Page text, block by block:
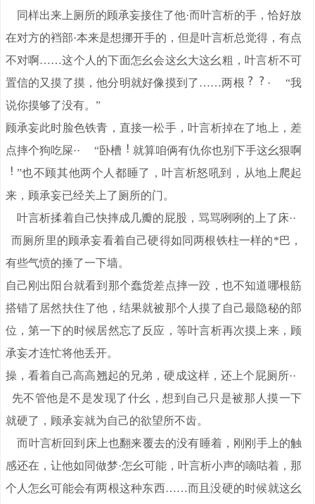
同样出来上厕所的顾承妄接住了他·而叶言析的手，恰好放
在对方的裆部·本来是想挪开手的，但是叶言析总觉得，有点
不对啊……这个人的下面怎幺会这幺大这幺粗，叶言析不可
置信的又摸了摸，他分明就好像摸到了……两根
· “我
说你摸够了没有。”
顾承妄此时脸色铁青，直接一松手，叶言析掉在了地上，差
点摔个狗吃屎·· “卧槽
就算咱俩有仇你也别下手这幺狠啊
”也不顾其他两个人都睡了，叶言析怒吼到，从地上爬起
来，顾承妄已经关上了厕所的门。
叶言析揉着自己快摔成几瓣的屁股，骂骂咧咧的上了床··
而厕所里的顾承妄看着自己硬得如同两根铁柱一样的*巴，
有些气愤的捶了一下墙。
自己刚出阳台就看到那个蠢货差点摔一跤，也不知道哪根筋
搭错了居然扶住了他，结果就被那个人摸了自己最隐秘的部
位，第一下的时候居然忘了反应，等叶言析再次摸上来，顾
承妄才连忙将他丢开。
操，看着自己高高翘起的兄弟，硬成这样，还上个屁厕所··
先不管他是不是发现了什幺，想到自己只是被那人摸一下
就硬了，顾承妄就为自己的欲望所不齿。
而叶言析回到床上也翻来覆去的没有睡着，刚刚手上的触
感还在，让他如同做梦·怎幺可能，叶言析小声的嘀咕着，那
个人怎幺可能会有两根这种东西……而且没硬的时候就这幺